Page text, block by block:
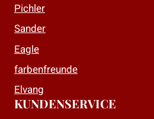
Pichler
Sander
Eagle
farbenfreunde
Elvang
KUNDENSERVICE